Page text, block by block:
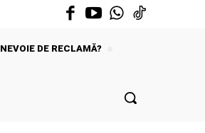
NEVOIE DE RECLAMĂ?